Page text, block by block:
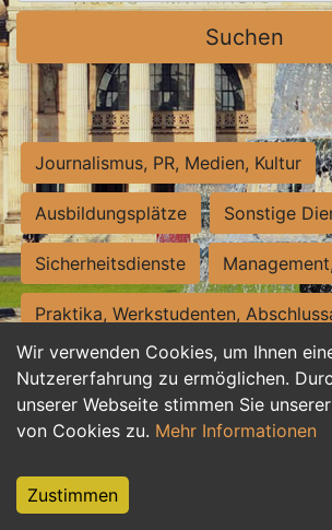
Wir verwenden Cookies, um Ihnen
Nutzererfahrung zu ermöglichen.
unserer Webseite stimmen Sie
von Cookies zu. Mehr Informationen
Zustimmen
Suchen
Journalismus, PR, Medien, Kultur
Ausbildungsplätze Sonstige
Sicherheitsdienste
Praktika, Werkstudenten,
Personalwesen Assistenz,
Hilfskräfte, Aushilfs- und Nebenjobs
Weiterbildung, Studium, duale